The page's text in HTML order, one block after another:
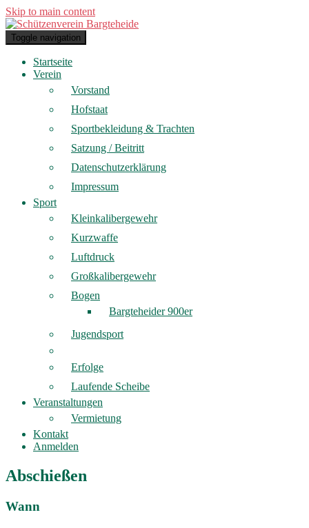
Skip to main content
Toggle navigation
Startseite
Verein
Vorstand
Hofstaat
Sportbekleidung & Trachten
Satzung / Beitritt
Datenschutzerklärung
Impressum
Sport
Kleinkalibergewehr
Kurzwaffe
Luftdruck
Großkalibergewehr
Bogen
Bargteheider 900er
Jugendsport
Erfolge
Laufende Scheibe
Veranstaltungen
Vermietung
Kontakt
Anmelden
Abschießen
Wann